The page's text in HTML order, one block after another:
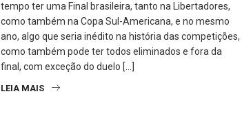
tempo ter uma Final brasileira, tanto na Libertadores,
como também na Copa Sul-Americana, e no mesmo
ano, algo que seria inédito na história das competições,
como também pode ter todos eliminados e fora da
final, com exceção do duelo […]
LEIA MAIS